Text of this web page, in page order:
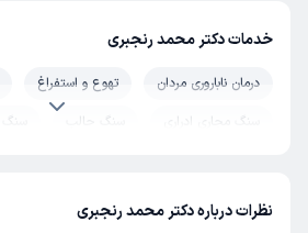
خدمات دکتر محمد رنجبری
درمان ناباروری مردان تهوع و استفراغ
سنگ مجاری ادراری
سنگ حالب
جراحی پروستات با لیزر
نظرات درباره دکتر محمد رنجبری